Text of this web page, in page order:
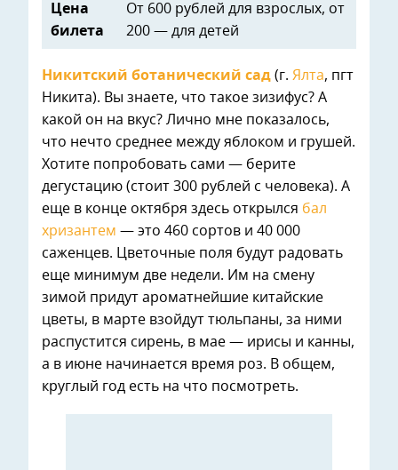
Цена
билета
От 600 рублей для взрослых, от
200 — для детей
Никитский ботанический сад (г. Ялта, пгт
Никита). Вы знаете, что такое зизифус? А
какой он на вкус? Лично мне показалось,
что нечто среднее между яблоком и грушей.
Хотите попробовать сами — берите
дегустацию (стоит 300 рублей с человека). А
еще в конце октября здесь открылся бал
хризантем — это 460 сортов и 40 000
саженцев. Цветочные поля будут радовать
еще минимум две недели. Им на смену
зимой придут ароматнейшие китайские
цветы, в марте взойдут тюльпаны, за ними
распустится сирень, в мае — ирисы и канны,
а в июне начинается время роз. В общем,
круглый год есть на что посмотреть.